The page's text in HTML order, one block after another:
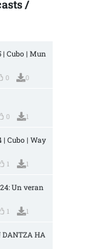
/
| Cubo | Mun
0 0
0 1
| Cubo | Way
1 1
Un veran
1 1
HA